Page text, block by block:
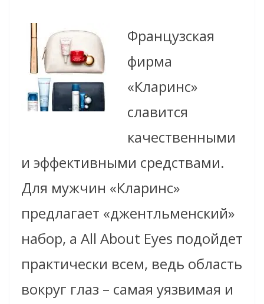
Французская
фирма
«Кларинс»
славится
качественными
и эффективными средствами.
Для мужчин «Кларинс»
предлагает «джентльменский»
набор, а All About Eyes подойдет
практически всем, ведь область
вокруг глаз – самая уязвимая и